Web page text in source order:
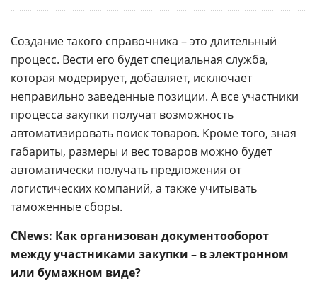
Создание такого справочника – это длительный
процесс. Вести его будет специальная служба,
которая модерирует, добавляет, исключает
неправильно заведенные позиции. А все участники
процесса закупки получат возможность
автоматизировать поиск товаров. Кроме того, зная
габариты, размеры и вес товаров можно будет
автоматически получать предложения от
логистических компаний, а также учитывать
таможенные сборы.
CNews: Как организован документооборот
между участниками закупки – в электронном
или бумажном виде?